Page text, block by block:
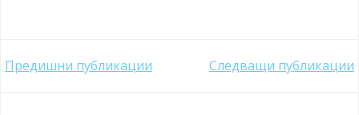
Post
Предишни публикации
Post
Следващи публикации